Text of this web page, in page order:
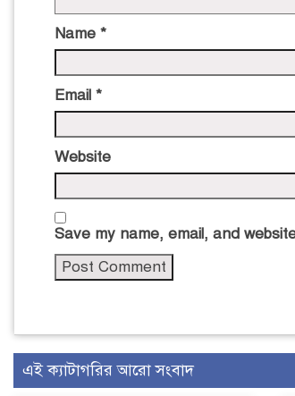
Name *
Email *
Website
Save my name, email, and
এই ক্যাটাগরির আরো সংবাদ